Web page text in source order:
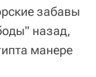
забавы
назад,
манере